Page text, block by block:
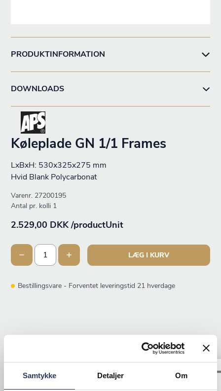
Samtykke Detaljer Om
PRODUKTINFORMATION
DOWNLOADS
Køleplade GN 1/1 Frames
LxBxH: 530x325x275 mm
Hvid Blank Polycarbonat
Varenr. 27200195
Antal pr. kolli 1
2.529,00 DKK /productUnit
LÆG I KURV
Bestillingsvare - Forventet leveringstid 21 hverdage